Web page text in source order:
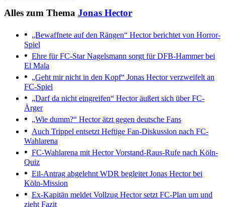
Alles zum Thema Jonas Hector
„Bewaffnete auf den Rängen“ Hector berichtet von Horror-
Spiel
Ehre für FC-StarNagelsmann sorgt für DFB-Hammer bei
El Mala
„Geht mir nicht in den Kopf“ Jonas Hector verzweifelt an
FC-Spiel
„Darf da nicht eingreifen“ Hector äußert sich über FC-
Ärger
„Wie dumm?“ Hector ätzt gegen deutsche Fans
Auch Trippel entsetzt Heftige Fan-Diskussion nach FC-
Wahlarena
FC-Wahlarena mit HectorVorstand-Raus-Rufe nach Köln-
Quiz
Eil-Antrag abgelehnt WDR begleitet Jonas Hector bei
Köln-Mission
Ex-Kapitän meldet Vollzug Hector setzt FC-Plan um und
zieht Fazit